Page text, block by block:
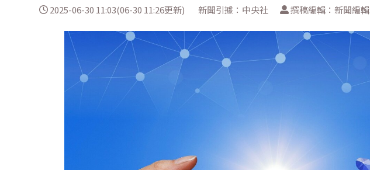
2025-06-30 11:03(06-30 11:26更新) 新聞引據：中央社 撰稿編輯：新聞編輯